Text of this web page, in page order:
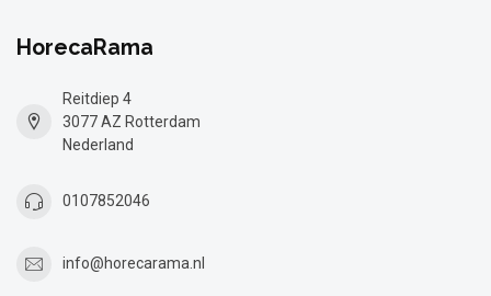
HorecaRama
Reitdiep 4
3077 AZ Rotterdam
Nederland
0107852046
info@horecarama.nl